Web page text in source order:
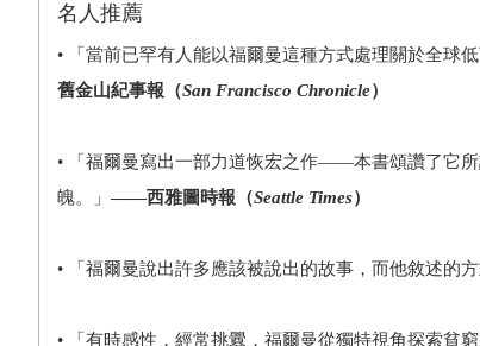
名人推薦
• 「當前已罕有人能以福爾曼這種方式處理關於全
舊金山紀事報（San Francisco Chronicle）
• 「福爾曼寫出一部力道恢宏之作——本書頌讚了它
魄。」 ——西雅圖時報（Seattle Times）
• 「福爾曼說出許多應該被說出的故事，而他敘述的
• 「有時感性，經常挑釁，福爾曼從獨特視角探索貧